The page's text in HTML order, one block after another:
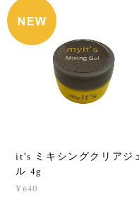
it's ミキシングクリアジ
ル 4g
¥640